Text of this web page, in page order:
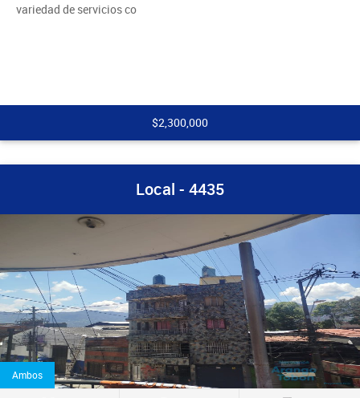
variedad de servicios co
$2,300,000
Local - 4435
Ambos